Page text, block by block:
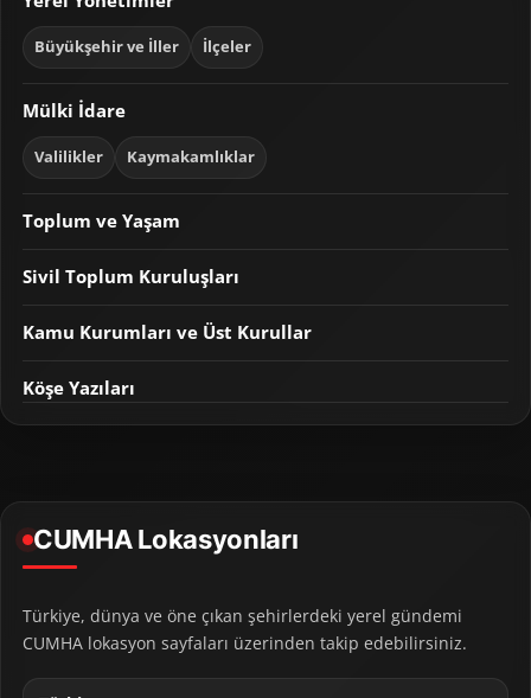
Büyükşehir ve İller İlçeler
Mülki İdare
Valilikler Kaymakamlıklar
Toplum ve Yaşam
Sivil Toplum Kuruluşları
Kamu Kurumları ve Üst Kurullar
Köşe Yazıları
CUMHA Lokasyonları
Türkiye, dünya ve öne çıkan şehirlerdeki yerel gündemi
CUMHA lokasyon sayfaları üzerinden takip edebilirsiniz.